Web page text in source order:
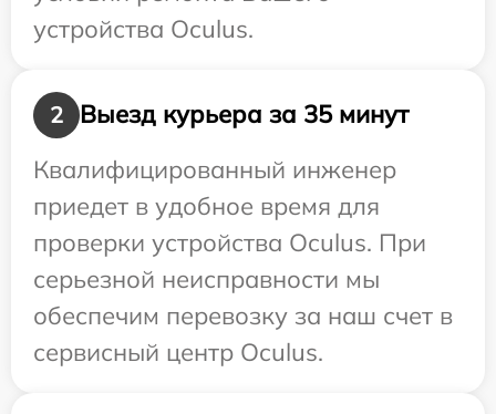
устройства Oculus.
2
Выезд курьера за 35 минут
Квалифицированный инженер
приедет в удобное время для
проверки устройства Oculus. При
серьезной неисправности мы
обеспечим перевозку за наш счет в
сервисный центр Oculus.